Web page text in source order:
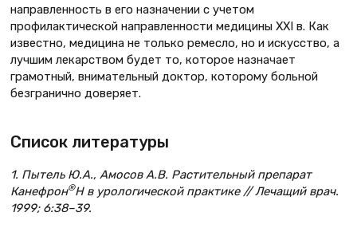
направленность в его назначении с учетом
профилактической направленности медицины XXI в. Как
известно, медицина не только ремесло, но и искусство, а
лучшим лекарством будет то, которое назначает
грамотный, внимательный доктор, которому больной
безгранично доверяет.
Список литературы
1. Пытель Ю.А., Амосов А.В. Растительный препарат
Канефрон®Н в урологической практике // Лечащий врач.
1999; 6:38–39.